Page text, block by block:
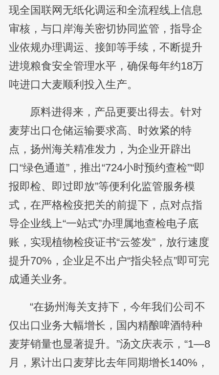
现全国联网无纸化调运和全流程线上信息
审核，与口岸海关密切协同监管，指导企
业依规办理调运、接卸等手续，不断提升
进境粮食安全管理水平，确保每年约18万
吨进口大麦顺利投入生产。
原料进得来，产品更要出得去。针对
麦芽出口仓储运输要求高、时效紧的特
点，扬州海关精准发力，为企业开辟出
口“绿色通道”，推出“724小时预约查检”“即
报即检、即过即放”等便利化监管服务模
式，在严格检疫把关的前提下，点对点指
导企业线上“一站式”办理属地查检电子底
账，实现植物检疫证书“云签发”，放行速度
提升70%，企业足不出户“指尖轻点”即可完
成通关业务。
“在扬州海关支持下，今年我们公司不
仅出口业务大幅增长，国内精酿啤酒特种
麦芽销量也显著提升。”汤文庆表示，“1—8
月，累计出口麦芽比去年同期增长140%，